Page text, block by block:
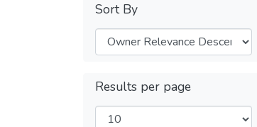
Sort By
Results per page